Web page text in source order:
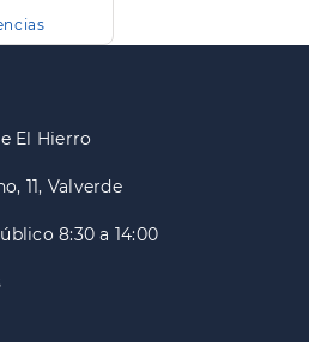
El Hierro
11, Valverde
8:30 a 14:00